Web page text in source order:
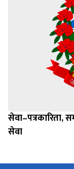
सेवा–पत्रकारिता,
सेवा